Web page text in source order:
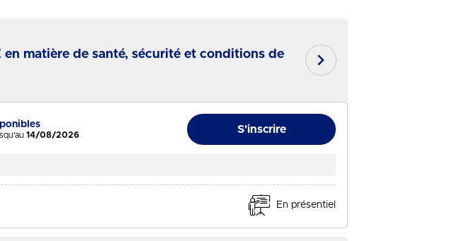
matière de santé, sécurité et conditions de
En savoir plus
14/08/2026 S'inscrire
En présentiel